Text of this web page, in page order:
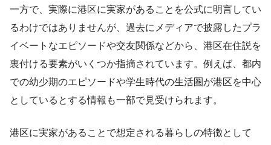
一方で、実際に港区に実家があることを公式に明言してい
るわけではありませんが、過去にメディアで披露したプラ
イベートなエピソードや交友関係などから、港区在住説を
裏付ける要素がいくつか指摘されています。例えば、都内
での幼少期のエピソードや学生時代の生活圏が港区を中心
としているとする情報も一部で見受けられます。
港区に実家があることで想定される暮らしの特徴として